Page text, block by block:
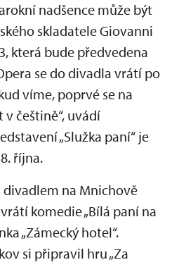
nadšence může být
skladatele Giovanni
která bude předvedena
se do divadla vrátí po
víme, poprvé se na
češtině“, uvádí
„Služka paní“ je
října.
na Mnichově
komedie „Bílá paní na
„Zámecký hotel“.
si připravil hru „Za